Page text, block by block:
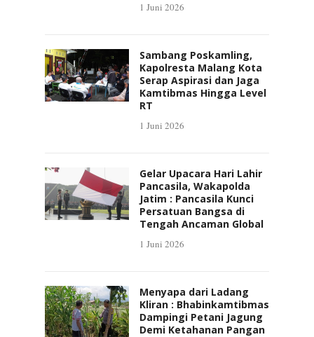
1 Juni 2026
Sambang Poskamling,
Kapolresta Malang Kota
Serap Aspirasi dan Jaga
Kamtibmas Hingga Level
RT
1 Juni 2026
Gelar Upacara Hari Lahir
Pancasila, Wakapolda
Jatim : Pancasila Kunci
Persatuan Bangsa di
Tengah Ancaman Global
1 Juni 2026
Menyapa dari Ladang
Kliran : Bhabinkamtibmas
Dampingi Petani Jagung
Demi Ketahanan Pangan